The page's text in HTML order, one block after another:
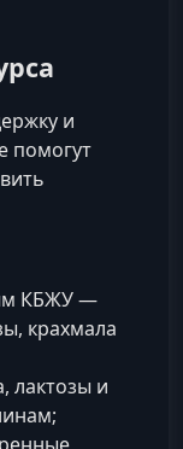
и
помогут
КБЖУ —
крахмала
лактозы и